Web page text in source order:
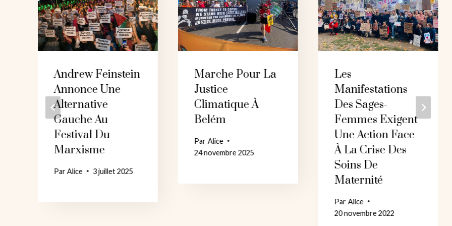
Andrew Feinstein
Annonce Une
Alternative
Gauche Au
Festival Du
Marxisme
ParAlice 3 juillet 2025
Marche Pour La
Justice
Climatique À
Belém
ParAlice
24 novembre 2025
Les
Manifestations
Des Sages-
Femmes Exigent
Une Action Face
À La Crise Des
Soins De
Maternité
ParAlice
20 novembre 2022